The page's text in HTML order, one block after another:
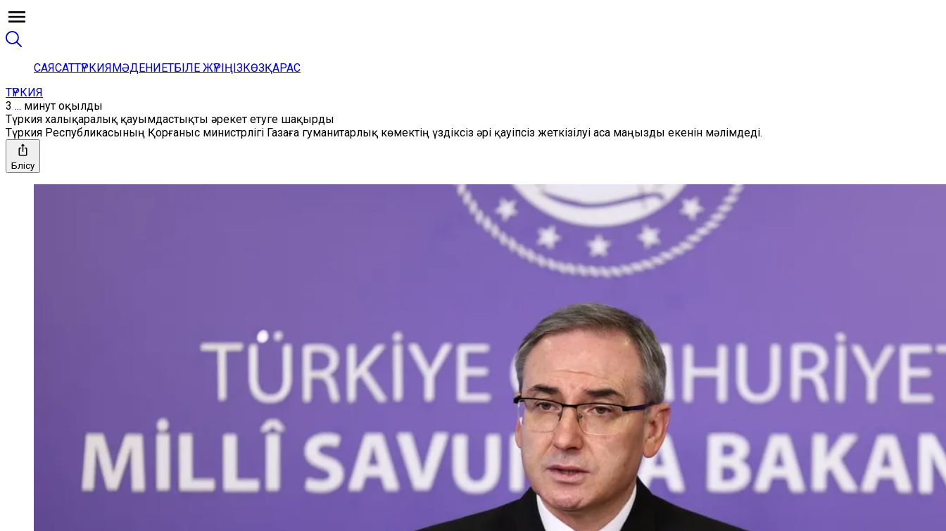
САЯСАТТҮРКИЯМӘДЕНИЕТБІЛЕ ЖҮРІҢІЗКӨЗҚАРАС
ТҮРКИЯ
3 ... минут оқылды
Түркия халықаралық қауымдастықты әрекет етуге шақырды
Түркия Республикасының Қорғаныс министрлігі Газаға гуманитарлық көмектің үздіксіз әрі қауіпсіз жеткізілуі аса маңызды екенін мәлімдеді.
Бөлісу